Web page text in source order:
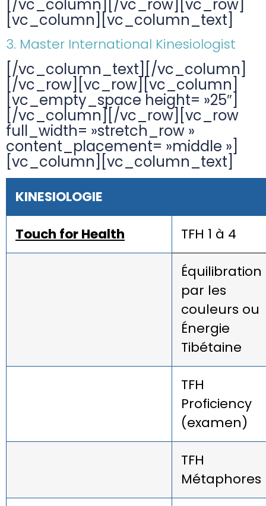
[/vc_column][/vc_row][vc_row]
[vc_column][vc_column_text]
3. Master International Kinesiologist
[/vc_column_text][/vc_column]
[/vc_row][vc_row][vc_column]
[vc_empty_space height= »25″]
[/vc_column][/vc_row][vc_row
full_width= »stretch_row »
content_placement= »middle »]
[vc_column][vc_column_text]
KINESIOLOGIE
Touch for Health TFH 1 à 4
Équilibration
par les
couleurs ou
Énergie
Tibétaine
TFH
Proficiency
(examen)
TFH
Métaphores